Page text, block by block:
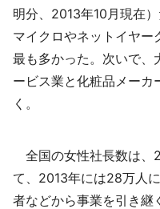
明分、2013年10月現在
マイクロやネットイヤ
最も多かった。次いで、
ービス業と化粧品メー
く。
全国の女性社長数は、
て、2013年には28万人
者などから事業を引き継